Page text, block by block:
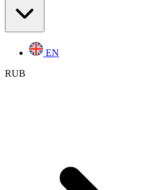
EN
RUB